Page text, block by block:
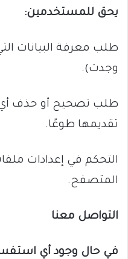
يحق للمستخدمين:
طلب معرفة البيانات
وجدت).
طلب تصحيح أو حذف
تقديمها طوعًا.
التحكم في إعدادات
المتصفح.
التواصل معنا
في حال وجود أي